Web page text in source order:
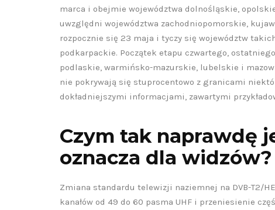
marca i obejmie województwa dolnośląskie,
uwzględni województwa zachodniopomorskie,
rozpocznie się 23 maja i tyczy się województw
podkarpackie. Początek etapu czwartego,
podlaskie, warmińsko-mazurskie, lubelskie i
nie pokrywają się stuprocentowo z granicami
dokładniejszymi informacjami, zawartymi
Czym tak naprawdę
oznacza dla widzów?
Zmiana standardu telewizji naziemnej na DVB-T2/
kanałów od 49 do 60 pasma UHF i przeniesienie